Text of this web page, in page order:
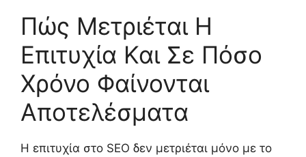
Πώς Μετριέται Η
Επιτυχία Και Σε Πόσο
Χρόνο Φαίνονται
Αποτελέσματα
Η επιτυχία στο SEO δεν μετριέται μόνο με το